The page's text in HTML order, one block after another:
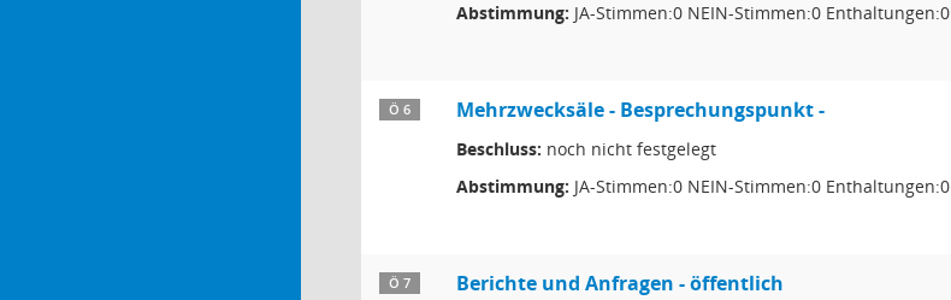
Abstimmung: JA-Stimmen:0 NEIN-Stimmen:0 Enthaltungen:0
Ö 6 Mehrzwecksäle - Besprechungspunkt -
Beschluss: noch nicht festgelegt
Abstimmung: JA-Stimmen:0 NEIN-Stimmen:0 Enthaltungen:0
Ö 7 Berichte und Anfragen - öffentlich